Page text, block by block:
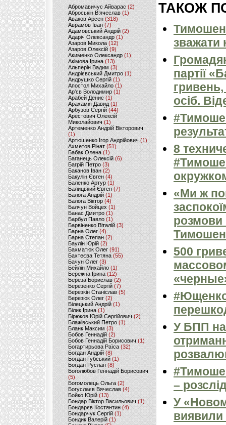
Абромавичус Айварас (2)
Аброськін В’ячеслав(1)
Аваков Арсен (318)
Аврамов Іван (7)
Адамовський Андрій(2)
Адаріч Олександр (1)
Азаров Микола (12)
Азаров Олексій (9)
Акименко Олександр(1)
Акімова Ірина(13)
Альперін Вадим (3)
Андрієвський Дмитро(1)
Андрушко Сергій(1)
Апостол Михайло(1)
Ар'єв Володимир (1)
Арабей Денис(1)
Арахамія Давид (1)
Арбузов Сергій (44)
Арестович Олексій
Миколайович(1)
Артеменко Андрій Вікторович
(1)
Артюшенко Ігор Андрійович(1)
Ахметов Рінат(51)
Бабак Олена(1)
Баганець Олексій(6)
Багрій Петро (3)
Баканов Іван(2)
Бакулін Євген (4)
Баленко Артур(1)
Балицький Євген(7)
Балога Андрій (1)
Балога Віктор (4)
Балчун Войцех (1)
Банас Дмитро (1)
Барбул Павло(1)
Барвіненко Віталій(3)
Барна Олег (4)
Барна Степан (2)
Баулін Юрій (2)
Бахматюк Олег (91)
Бахтеєва Тетяна(55)
Бачун Олег (3)
Бейлін Михайло (1)
Бережна Ірина(12)
Береза Борислав(2)
Березенко Сергій (7)
Березкін Станіслав (5)
Березюк Олег(2)
Білецький Андрій (1)
Білик Ірина (1)
Бірюков Юрій Сергійович (2)
Блажівський Петро (1)
Бланк Максим(3)
Бобов Геннадій (2)
Бобов Геннадій Борисович (1)
Богартирьова Раїса (32)
Богдан Андрій(8)
Богдан Губський (1)
Богдан Руслан(8)
Боголюбов Геннадій Борисович
(5)
Богомолець Ольга (2)
Богуслаєв Вячеслав (4)
Бойко Юрій (13)
Бондар Віктор Васильович (1)
Бондарєв Костянтин (4)
Бондарчук Сергій(1)
Бондик Валерій (1)
ТАКОЖ
зважати
партії
осіб.
8
«Ми ж
розмови
500
У БПП
–
У
виявили